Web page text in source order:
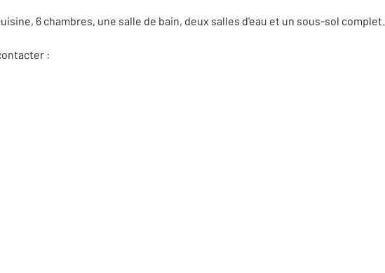
6 chambres, une salle de bain, deux salles d'eau et un sous-sol complet.
: